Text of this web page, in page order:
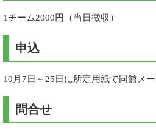
1チーム2000円（当日徴収）
申込
10月7日～25日に所定用紙で同館メ
問合せ